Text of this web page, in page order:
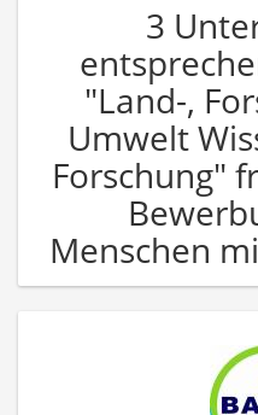
3
"Land-,
Umwelt
Forschung"
Menschen